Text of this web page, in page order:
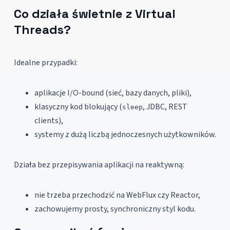
Co działa świetnie z Virtual
Threads?
Idealne przypadki:
aplikacje I/O-bound (sieć, bazy danych, pliki),
klasyczny kod blokujący (sleep, JDBC, REST
clients),
systemy z dużą liczbą jednoczesnych użytkowników.
Działa bez przepisywania aplikacji na reaktywną:
nie trzeba przechodzić na WebFlux czy Reactor,
zachowujemy prosty, synchroniczny styl kodu.